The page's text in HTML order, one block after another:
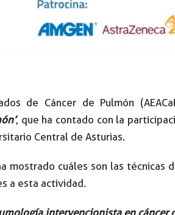
de Cáncer de Pulmón
, que ha contado con la
Central de Asturias.
mostrado cuáles son las técnicas
a esta actividad.
intervencionista en cáncer